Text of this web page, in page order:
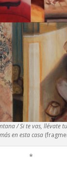
/ Si te vas, llévate
en esta casa
*